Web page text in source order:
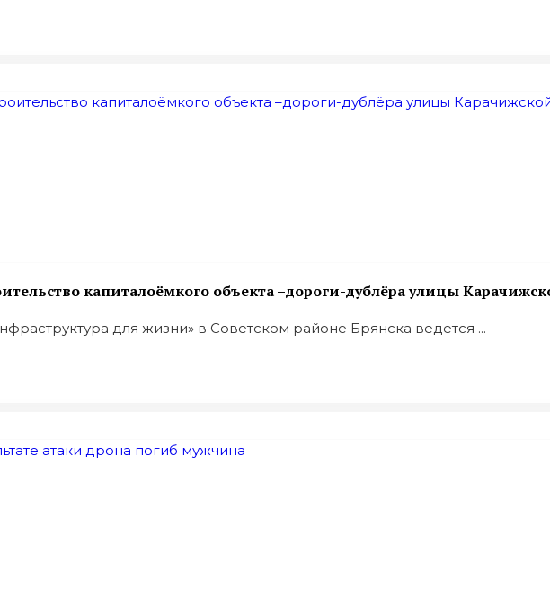
капиталоёмкого объекта –дороги-дублёра улицы
для жизни» в Советском районе Брянска ведется ...